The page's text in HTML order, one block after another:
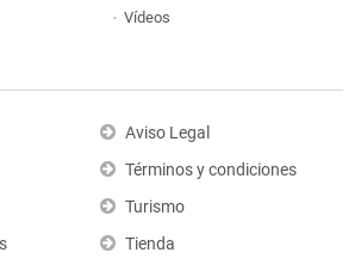
Vídeos
Aviso Legal
Términos y condiciones
Turismo
Tienda